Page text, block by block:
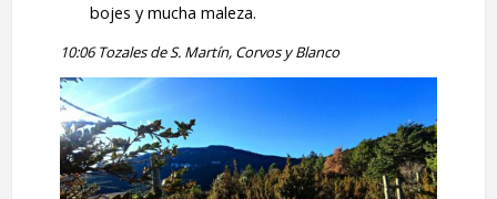
bojes y mucha maleza.
10:06 Tozales de S. Martín, Corvos y Blanco